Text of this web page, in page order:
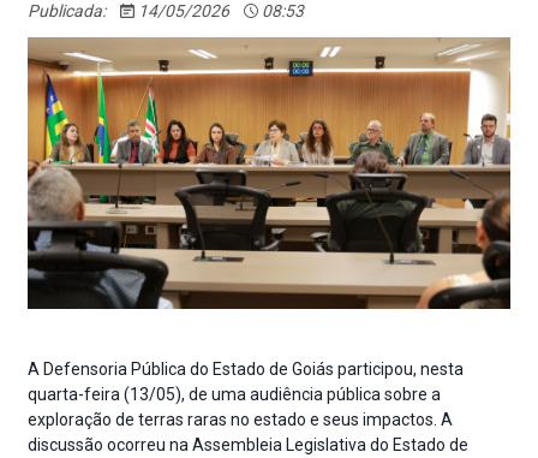
Publicada: 14/05/2026 08:53
A Defensoria Pública do Estado de Goiás participou, nesta
quarta-feira (13/05), de uma audiência pública sobre a
exploração de terras raras no estado e seus impactos. A
discussão ocorreu na Assembleia Legislativa do Estado de